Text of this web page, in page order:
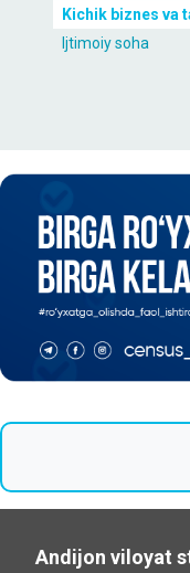
Kichik biznes va
Ijtimoiy soha
Andijon viloyat